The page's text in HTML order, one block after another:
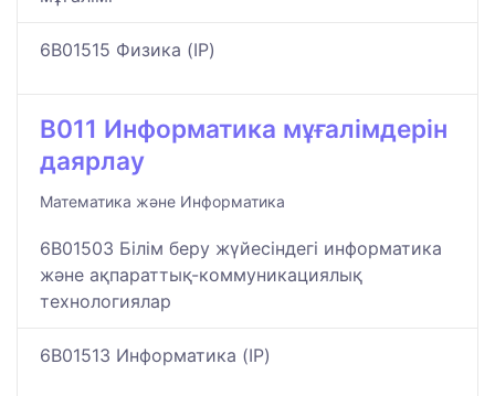
6B01515 Физика (IP)
B011 Информатика мұғалімдерін
даярлау
Математика және Информатика
6B01503 Білім беру жүйесіндегі информатика
және ақпараттық-коммуникациялық
технологиялар
6B01513 Информатика (IP)